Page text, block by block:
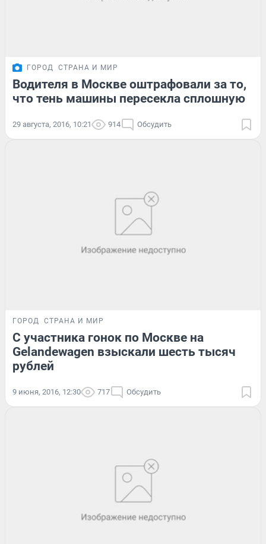
ГОРОД СТРАНА И МИР
Водителя в Москве оштрафовали за то,
что тень машины пересекла сплошную
29 августа, 2016, 10:21 914 Обсудить
ГОРОД СТРАНА И МИР
С участника гонок по Москве на
Gelandewagen взыскали шесть тысяч
рублей
9 июня, 2016, 12:30 717 Обсудить